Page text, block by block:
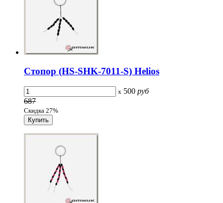
Стопор (HS-SHK-7011-S) Helios
x 500 руб
687
Скидка 27%